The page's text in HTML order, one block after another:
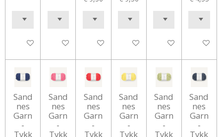
In winkelwagenIn winkelwagenIn winkelwagenIn winkelwagenIn winkelwagen
In
Sand
nes
Garn
-
Tykk
Sand
nes
Garn
-
Tykk
Sand
nes
Garn
-
Tykk
Sand
nes
Garn
-
Tykk
Sand
nes
Garn
-
Tykk
Sand
nes
Garn
-
Tykk